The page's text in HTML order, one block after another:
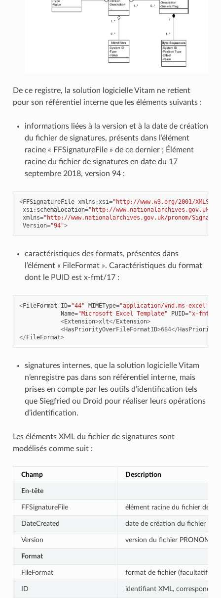
De ce registre, la solution logicielle Vitam ne retient
pour son référentiel interne que les éléments suivants :
informations liées à la version et à la date de création
du fichier de signatures, présents dans l’élément
racine « FFSignatureFile » de ce dernier ; Élément
racine du fichier de signatures en date du 17
septembre 2018, version 94 :
<FFSignatureFile xmlns : xsi="http://www.w3.org/2001/
xsi : schemaLocation="http://www.nationalarchives.gov.uk/
xmlns="http://www.nationalarchives.gov.uk/pronom/
Version="94">
caractéristiques des formats, présentes dans
l’élément « FileFormat ». Caractéristiques du format
dont le PUID est x-fmt/17 :
<FileFormat ID="44" MIMEType="application/vnd.ms-excel"
Name="Microsoft Excel Template" PUID="x-fmt/
<Extension>xlt</Extension>
<HasPriorityOverFileFormatID>684</
</FileFormat>
signatures internes, que la solution logicielle Vitam
n’enregistre pas dans son référentiel interne, mais
prises en compte par les outils d’identification tels
que Siegfried ou Droid pour réaliser leurs opérations
d’identification.
Les éléments XML du fichier de signatures sont
modélisés comme suit :
Champ Description
En-tête
FFSignatureFile élément racine du fichier de
DateCreated date de création du fichier
Version version du fichier PRONOM
Format
FileFormat format de fichier (facultatif et
ID identifiant XML,